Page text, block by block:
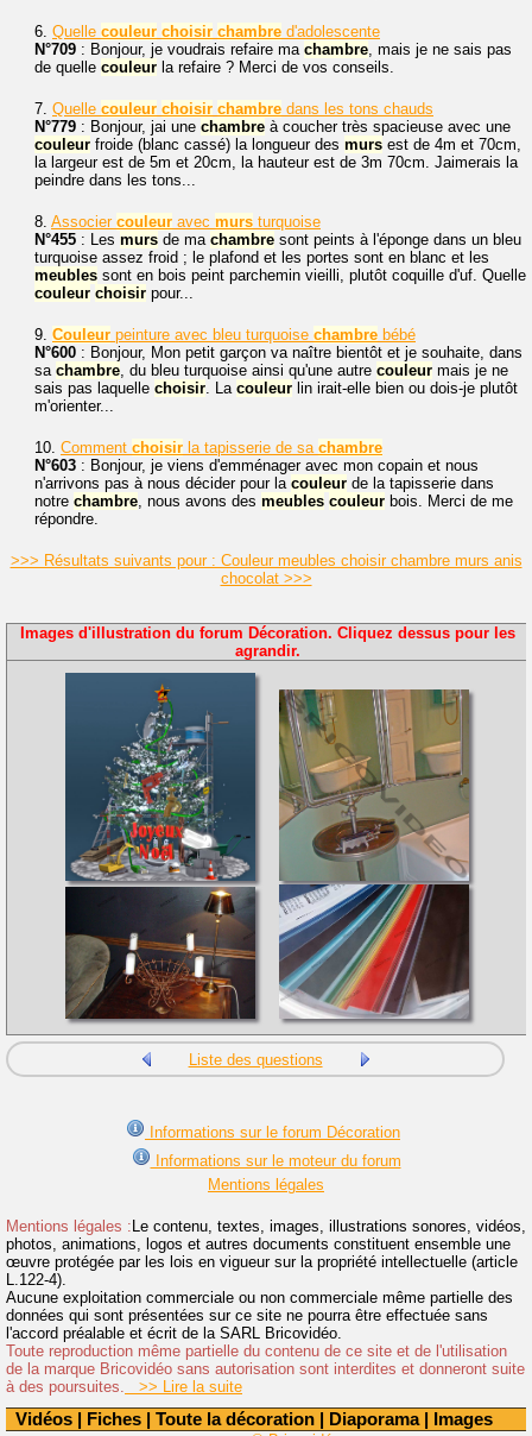
Vidéos | Fiches | Toute la décoration | Diaporama| Images
6. Quelle couleur choisir chambre d'adolescente
N°709 : Bonjour, je voudrais refaire ma chambre, mais je ne sais pas
de quelle couleur la refaire ? Merci de vos conseils.
7. Quelle couleur choisir chambre dans les tons chauds
N°779 : Bonjour, jai une chambre à coucher très spacieuse avec une
couleur froide (blanc cassé) la longueur des murs est de 4m et 70cm,
la largeur est de 5m et 20cm, la hauteur est de 3m 70cm. Jaimerais la
peindre dans les tons...
8. Associer couleur avec murs turquoise
N°455 : Les murs de ma chambre sont peints à l'éponge dans un bleu
turquoise assez froid ; le plafond et les portes sont en blanc et les
meubles sont en bois peint parchemin vieilli, plutôt coquille d'uf. Quelle
couleur choisir pour...
9. Couleur peinture avec bleu turquoise chambre bébé
N°600 : Bonjour, Mon petit garçon va naître bientôt et je souhaite, dans
sa chambre, du bleu turquoise ainsi qu'une autre couleur mais je ne
sais pas laquelle choisir. La couleur lin irait-elle bien ou dois-je plutôt
m'orienter...
10. Comment choisir la tapisserie de sa chambre
N°603 : Bonjour, je viens d'emménager avec mon copain et nous
n'arrivons pas à nous décider pour la couleur de la tapisserie dans
notre chambre, nous avons des meubles couleur bois. Merci de me
répondre.
>>> Résultats suivants pour : Couleur meubles choisir chambre murs anis
chocolat >>>
Images d'illustration du forum Décoration. Cliquez dessus pour les
agrandir.
Liste des questions
Informations sur le forum Décoration
Informations sur le moteur du forum
Mentions légales
Mentions légales : Le contenu, textes, images, illustrations sonores, vidéos,
photos, animations, logos et autres documents constituent ensemble une
œuvre protégée par les lois en vigueur sur la propriété intellectuelle (article
L.122-4).
Aucune exploitation commerciale ou non commerciale même partielle des
données qui sont présentées sur ce site ne pourra être effectuée sans
l'accord préalable et écrit de la SARL Bricovidéo.
Toute reproduction même partielle du contenu de ce site et de l'utilisation
de la marque Bricovidéo sans autorisation sont interdites et donneront suite
à des poursuites. >> Lire la suite